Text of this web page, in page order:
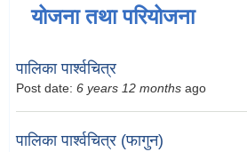
योजना तथा परियोजना
पालिका पार्श्वचित्र
Post date: 6 years 12 months ago
पालिका पार्श्वचित्र (फागुन)